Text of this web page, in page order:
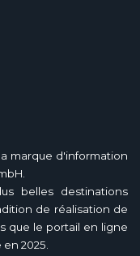
marque d'information
belles destinations
de réalisation de
que le portail en ligne
2025.